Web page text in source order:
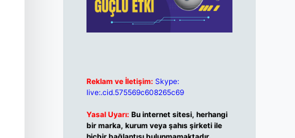
Reklam ve İletişim: Skype:
live:.cid.575569c608265c69
Yasal Uyarı: Bu internet sitesi, herhangi
bir marka, kurum veya şahıs şirketi ile